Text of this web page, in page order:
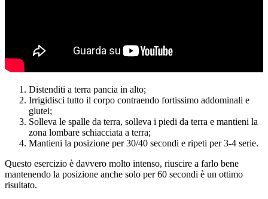
Distenditi a terra pancia in alto;
Irrigidisci tutto il corpo contraendo fortissimo addominali e
glutei;
Solleva le spalle da terra, solleva i piedi da terra e mantieni la
zona lombare schiacciata a terra;
Mantieni la posizione per 30/40 secondi e ripeti per 3-4 serie.
Questo esercizio è davvero molto intenso, riuscire a farlo bene
mantenendo la posizione anche solo per 60 secondi è un ottimo
risultato.